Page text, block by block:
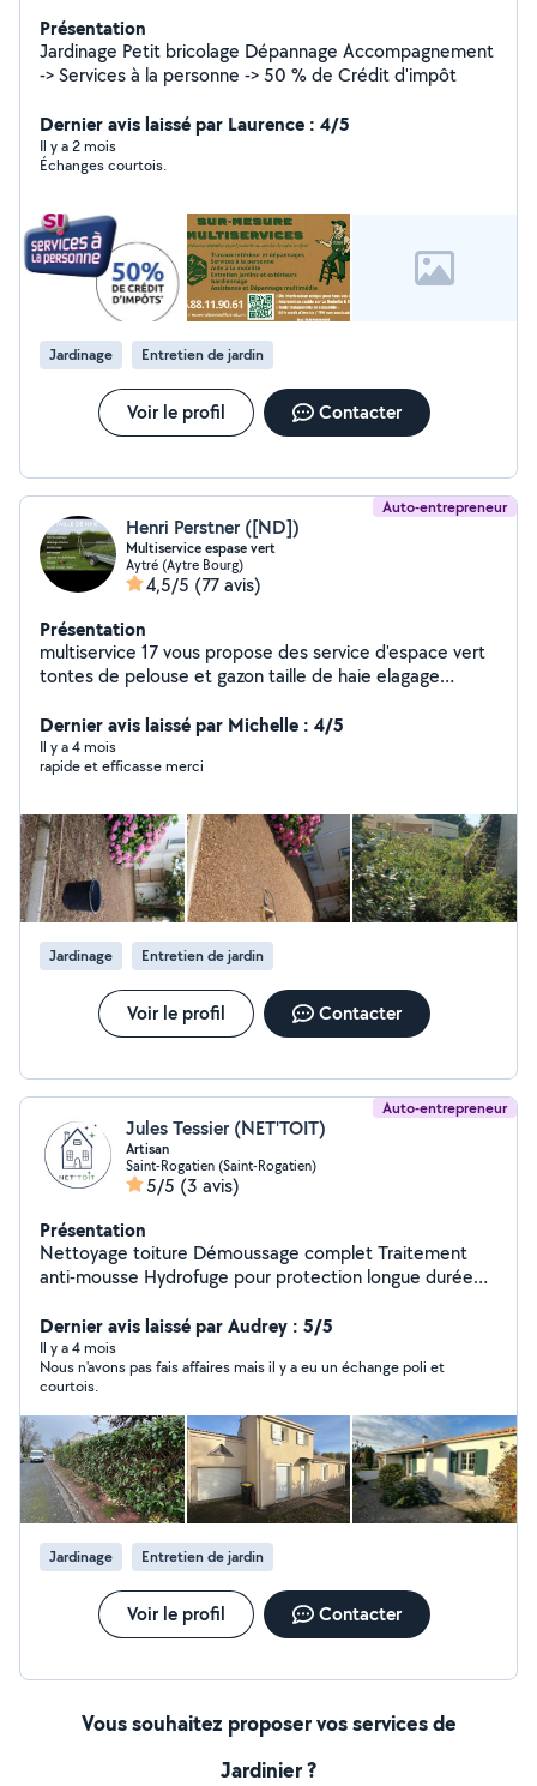
Présentation
Jardinage Petit bricolage Dépannage Accompagnement
-> Services à la personne -> 50 % de Crédit d'impôt
Dernier avis laissé par Laurence : 4/5
Il y a 2 mois
Échanges courtois.
Jardinage Entretien de jardin
Voir le profil Contacter
Auto-entrepreneur
Henri Perstner ([ND])
Multiservice espase vert
Aytré (Aytre Bourg)
4,5/5 (77 avis)
Présentation
multiservice 17 vous propose des service d'espace vert
tontes de pelouse et gazon taille de haie elagage
également du de nettoyage de fin chantier
Dernier avis laissé par Michelle : 4/5
Il y a 4 mois
rapide et efficasse merci
Jardinage Entretien de jardin
Voir le profil Contacter
Auto-entrepreneur
Jules Tessier (NET'TOIT)
Artisan
Saint-Rogatien (Saint-Rogatien)
5/5 (3 avis)
Présentation
Nettoyage toiture Démoussage complet Traitement
anti-mousse Hydrofuge pour protection longue durée
Nettoyage et débouchage de gouttières Nettoyage &
rénovation de façade Nettoyage haute ou basse
pression selon surface Traitement anti-mousse Remise
à neuf murs, crépis, enduits, bardages Peinture façade
Entretien des espaces verts Élagage Tonte,
débroussaillage Taille de haies, arbustes Entretien
ponctuel ou régulier Nettoyage terrasses, allées, pavés
Pourquoi choisir Net'Toit ? Entreprise locale basée à
Saint-Rogatien (17) Travail soigné et respectueux des
matériaux Produits professionnels adaptés à chaque
surface Intervention rapide Devis gratuit
Dernier avis laissé par Audrey : 5/5
Il y a 4 mois
Nous n'avons pas fais affaires mais il y a eu un échange poli et
courtois.
Jardinage Entretien de jardin
Voir le profil Contacter
Vous souhaitez proposer vos services de
Jardinier ?